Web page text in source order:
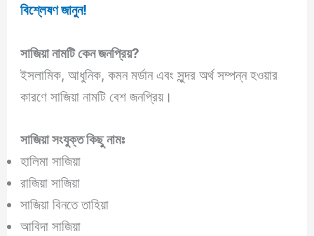
বিশ্লেষণ জানুন!
সাজিয়ানামটি কেন জনপ্রিয়?
ইসলামিক, আধুনিক, কমন মর্ডান এবং সুন্দর অর্থ সম্পন্ন হওয়ার
কারণে সাজিয়া নামটি বেশ জনপ্রিয়।
সাজিয়াসংযুক্ত কিছু নামঃ
হালিমা সাজিয়া
রাজিয়া সাজিয়া
সাজিয়া বিনতে তাহিয়া
আবিদা সাজিয়া